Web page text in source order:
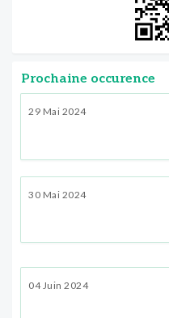
Prochaine occurence
29 Mai 2024
30 Mai 2024
04 Juin 2024